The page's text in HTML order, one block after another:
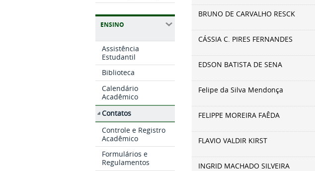
ENSINO
Assistência
Estudantil
Biblioteca
Calendário
Acadêmico
Contatos
Controle e Registro
Acadêmico
Formulários e
Regulamentos
BRUNO DE CARVALHO RESCK
CÁSSIA C. PIRES FERNANDES
EDSON BATISTA DE SENA
Felipe da Silva Mendonça
FELIPPE MOREIRA FAÊDA
FLAVIO VALDIR KIRST
INGRID MACHADO SILVEIRA